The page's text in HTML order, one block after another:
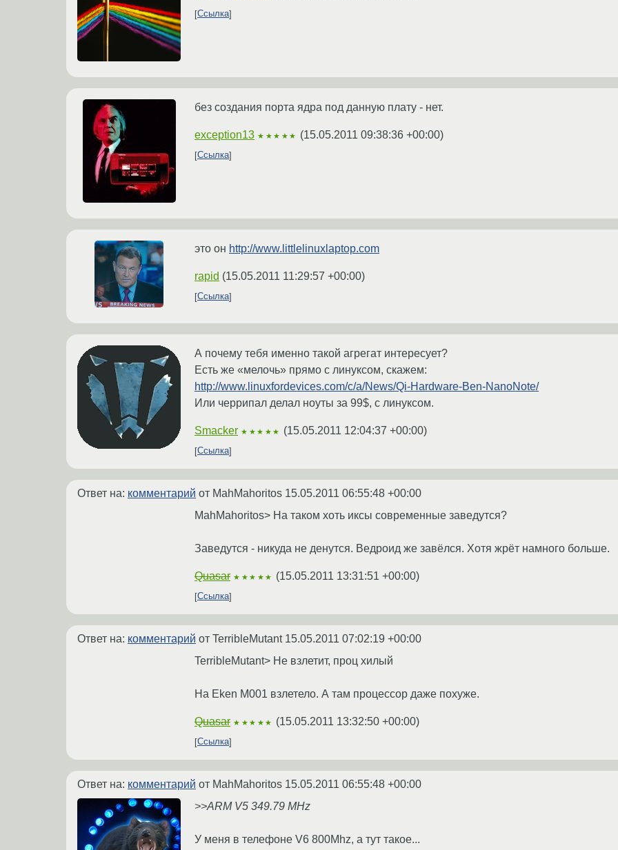
Ссылка
без создания порта ядра под данную плату - нет.
exception13 ★★★★★ (15.05.2011 09:38:36 +00:00)
Ссылка
это он http://www.littlelinuxlaptop.com
rapid (15.05.2011 11:29:57 +00:00)
Ссылка
А почему тебя именно такой агрегат интересует?
Есть же «мелочь» прямо с линуксом, скажем:
http://www.linuxfordevices.com/c/a/News/Qi-Hardware-Ben-NanoNote/
Или черрипал делал ноуты за 99$, с линуксом.
Smacker ★★★★★ (15.05.2011 12:04:37 +00:00)
Ссылка
Ответ на: комментарий от MahMahoritos 15.05.2011 06:55:48 +00:00
MahMahoritos> На таком хоть иксы современные заведутся?
Заведутся - никуда не денутся. Ведроид же завёлся. Хотя жрёт намного больше.
Quasar ★★★★★ (15.05.2011 13:31:51 +00:00)
Ссылка
Ответ на: комментарий от TerribleMutant 15.05.2011 07:02:19 +00:00
TerribleMutant> Не взлетит, проц хилый
На Eken M001 взлетело. А там процессор даже похуже.
Quasar ★★★★★ (15.05.2011 13:32:50 +00:00)
Ссылка
Ответ на: комментарий от MahMahoritos 15.05.2011 06:55:48 +00:00
>>ARM V5 349.79 MHz
У меня в телефоне V6 800Mhz, а тут такое...